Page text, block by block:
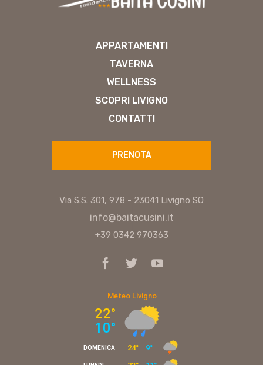
APPARTAMENTI
TAVERNA
WELLNESS
SCOPRI LIVIGNO
CONTATTI
PRENOTA
Via S.S. 301, 978 - 23041 Livigno SO
info@baitacusini.it
+39 0342 970363